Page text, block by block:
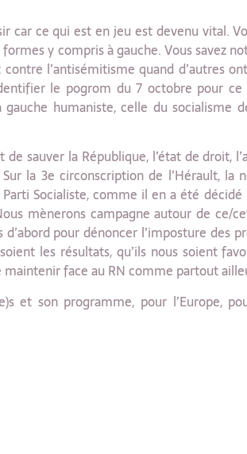
car ce qui est en jeu est devenu vital.
y compris à gauche. Vous savez
l’antisémitisme quand d’autres
le pogrom du 7 octobre pour ce
humaniste, celle du socialisme
de sauver la République, l’état de droit,
la 3e circonscription de l’Hérault, la
Socialiste, comme il en a été
mènerons campagne autour de ce/
pour dénoncer l’imposture des
les résultats, qu’ils nous soient
face au RN comme partout
et son programme, pour l’Europe,